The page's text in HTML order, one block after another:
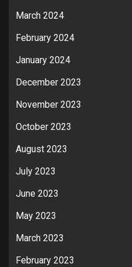
March 2024
February 2024
January 2024
December 2023
November 2023
October 2023
August 2023
July 2023
June 2023
May 2023
March 2023
February 2023